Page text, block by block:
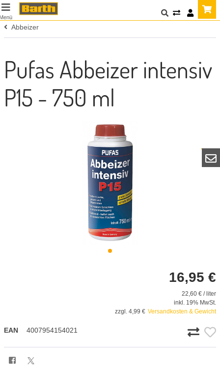
Abbeizer
Pufas Abbeizer intensiv
P15 - 750 ml
16,95 €
22,60 € / liter
inkl. 19% MwSt.
zzgl. 4,99 € Versandkosten & Gewicht
EAN 4007954154021